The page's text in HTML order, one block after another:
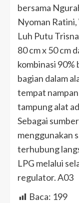
bersama
Nyoman
Luh Putu
80 cm x 50 cm
kombinasi 90%
bagian dalam
tempat
tampung alat
Sebagai
menggunakan
terhubung
LPG melalui
regulator. A03
Baca: 199